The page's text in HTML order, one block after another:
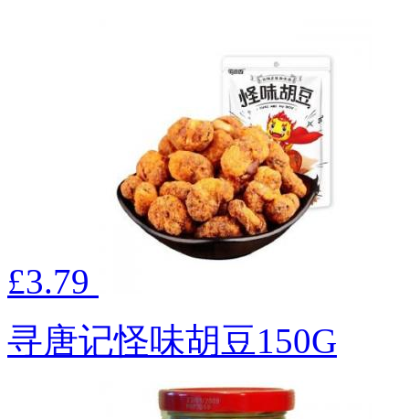
£3.79
寻唐记怪味胡豆150G